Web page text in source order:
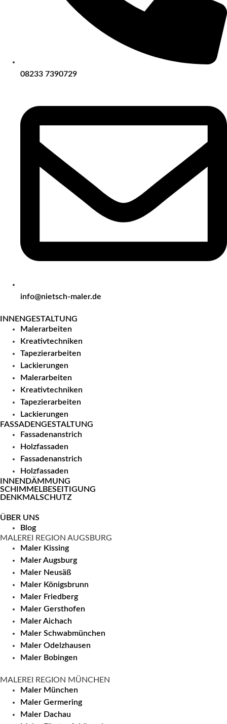
08233 7390729
info@nietsch-maler.de
INNENGESTALTUNG
Malerarbeiten
Kreativtechniken
Tapezierarbeiten
Lackierungen
Malerarbeiten
Kreativtechniken
Tapezierarbeiten
Lackierungen
FASSADENGESTALTUNG
Fassadenanstrich
Holzfassaden
Fassadenanstrich
Holzfassaden
INNENDÄMMUNG
SCHIMMELBESEITIGUNG
DENKMALSCHUTZ
ÜBER UNS
Blog
MALEREI REGION AUGSBURG
Maler Kissing
Maler Augsburg
Maler Neusäß
Maler Königsbrunn
Maler Friedberg
Maler Gersthofen
Maler Aichach
Maler Schwabmünchen
Maler Odelzhausen
Maler Bobingen
MALEREI REGION MÜNCHEN
Maler München
Maler Germering
Maler Dachau